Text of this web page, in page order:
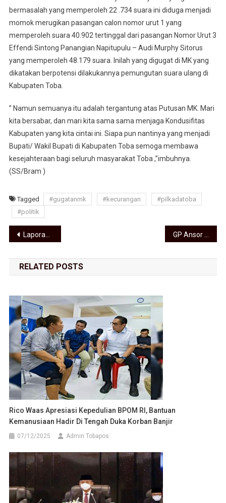
bermasalah yang memperoleh 22 .734 suara ini diduga menjadi
momok merugikan pasangan calon nomor urut 1 yang
memperoleh suara 40.902 tertinggal dari pasangan Nomor Urut 3
Effendi Sintong Panangian Napitupulu – Audi Murphy Sitorus
yang memperoleh 48.179 suara. Inilah yang digugat di MK yang
dikatakan berpotensi dilakukannya pemungutan suara ulang di
Kabupaten Toba.
” Namun semuanya itu adalah tergantung atas Putusan MK. Mari
kita bersabar, dan mari kita sama sama menjaga Kondusifitas
Kabupaten yang kita cintai ini. Siapa pun nantinya yang menjadi
Bupati/ Wakil Bupati di Kabupaten Toba semoga membawa
kesejahteraan bagi seluruh masyarakat Toba ,”imbuhnya.
(SS/Bram )
Tagged #gugatanmk #kecurangan
#pilkadatoba
#politik
Navigasi pos
Laporan Dugaan Penipuan Lulus PPPK, Kapolres Asahan: Segera Kita Proses
RELATED POSTS
Rico Waas Apresiasi Kepedulian BPOM RI, Bantuan
Kemanusiaan Hadir Di Tengah Duka Korban Banjir
07/12/2025 Admin Tobapos